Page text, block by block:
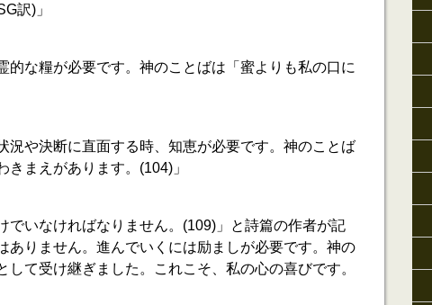
訳)」
的な糧が必要です。神のことばは「蜜よりも私の口に
況や決断に直面する時、知恵が必要です。神のことば
きまえがあります。(104)」
でいなければなりません。(109)」と詩篇の作者が記
ありません。進んでいくには励ましが必要です。神の
して受け継ぎました。これこそ、私の心の喜びです。